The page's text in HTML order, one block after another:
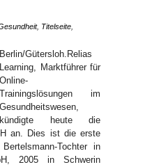
, Titelseite
Berlin/Gütersloh.Relias
Learning, Marktführer für
Online-
Trainingslösungen im
Gesundheitswesen,
kündigte heute die
an. Dies ist die erste
Tochter in
2005 in Schwerin